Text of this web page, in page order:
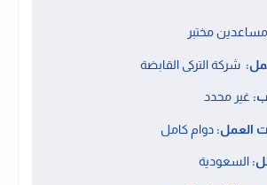
مساعدين مختبر
شركة التركى القابضة
غير محدد
العمل: دوام كامل
السعودية